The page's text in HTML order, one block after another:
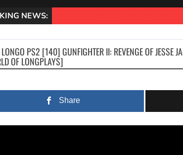
NEWS:
LONGO PS2 [140] GUNFIGHTER II: REVENGE OF JESSE
OF LONGPLAYS]
Share